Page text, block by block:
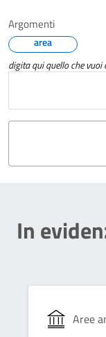
Argomenti
area
digita qui quello che vuoi
In
Aree